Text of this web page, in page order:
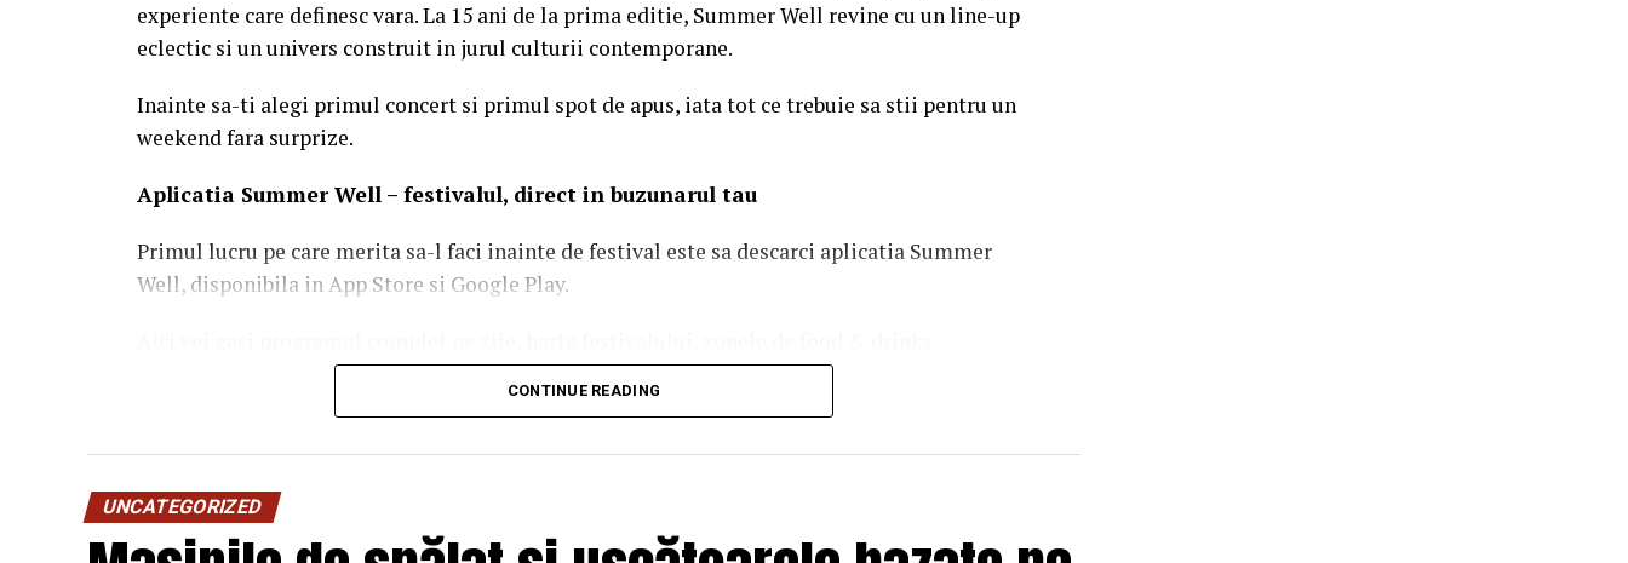
experiente care definesc vara. La 15 ani de la prima editie, Summer Well revine cu un line-up
eclectic si un univers construit in jurul culturii contemporane.
Inainte sa-ti alegi primul concert si primul spot de apus, iata tot ce trebuie sa stii pentru un
weekend fara surprize.
Aplicatia Summer Well – festivalul, direct in buzunarul tau
Primul lucru pe care merita sa-l faci inainte de festival este sa descarci aplicatia Summer
Well, disponibila in App Store si Google Play.
activitatile de entertainment, informatiile utile si biletele achizitionate online. Activeaza
CONTINUE READING
UNCATEGORIZED